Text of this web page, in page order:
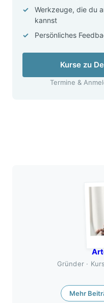
Werkzeuge, die du
kannst
Persönliches
Kurse zu
Termine &
Gründer ·
Mehr